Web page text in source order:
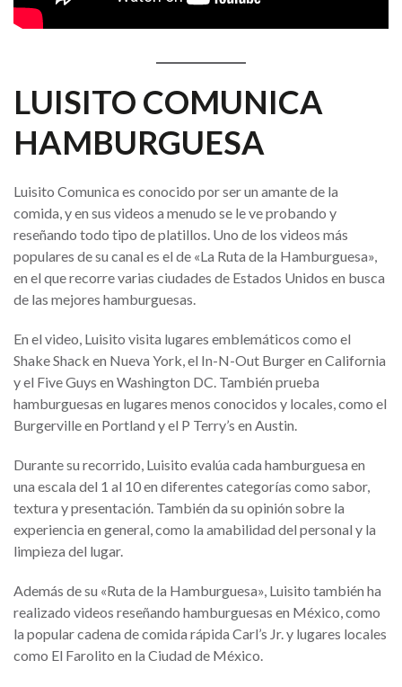
LUISITO COMUNICA
HAMBURGUESA
Luisito Comunica es conocido por ser un amante de la
comida, y en sus videos a menudo se le ve probando y
reseñando todo tipo de platillos. Uno de los videos más
populares de su canal es el de «La Ruta de la Hamburguesa»,
en el que recorre varias ciudades de Estados Unidos en busca
de las mejores hamburguesas.
En el video, Luisito visita lugares emblemáticos como el
Shake Shack en Nueva York, el In-N-Out Burger en California
y el Five Guys en Washington DC. También prueba
hamburguesas en lugares menos conocidos y locales, como el
Burgerville en Portland y el P Terry’s en Austin.
Durante su recorrido, Luisito evalúa cada hamburguesa en
una escala del 1 al 10 en diferentes categorías como sabor,
textura y presentación. También da su opinión sobre la
experiencia en general, como la amabilidad del personal y la
limpieza del lugar.
Además de su «Ruta de la Hamburguesa», Luisito también ha
realizado videos reseñando hamburguesas en México, como
la popular cadena de comida rápida Carl’s Jr. y lugares locales
como El Farolito en la Ciudad de México.